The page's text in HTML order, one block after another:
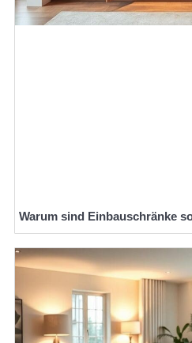
Warum sind Einbauschränke